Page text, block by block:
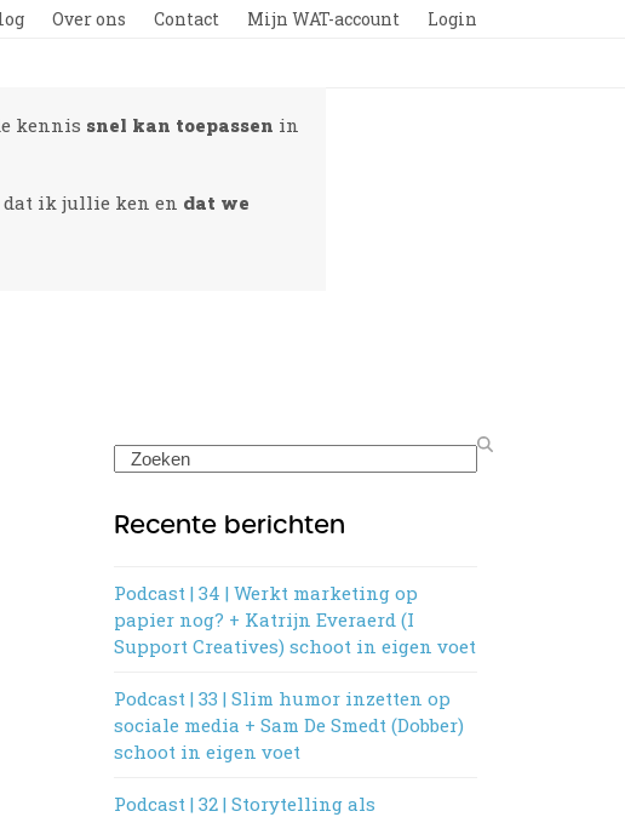
Over ons Contact Mijn WAT-account Login
kennis snel kan toepassen in
dat ik jullie ken en dat we
Search
Recente berichten
Podcast | 34 | Werkt marketing op
papier nog? + Katrijn Everaerd (I
Support Creatives) schoot in eigen voet
Podcast | 33 | Slim humor inzetten op
sociale media + Sam De Smedt (Dobber)
schoot in eigen voet
Podcast | 32 | Storytelling als